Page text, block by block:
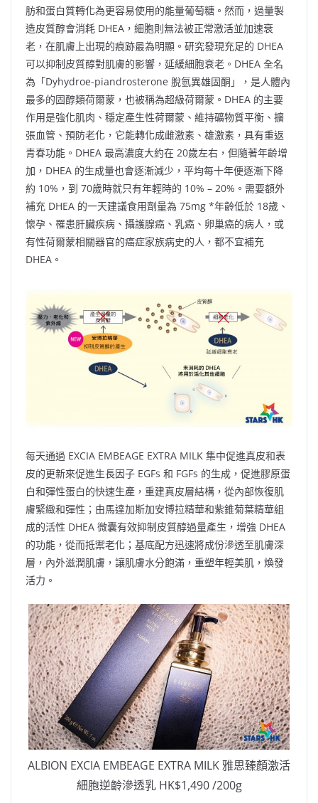
肪和蛋白質轉化為更容易使用的能量葡萄糖。然而，過量製
造皮質醇會消耗 DHEA，細胞則無法被正常激活並加速衰
老，在肌膚上出現的痕跡最為明顯。研究發現充足的 DHEA
可以抑制皮質醇對肌膚的影響，延緩細胞衰老。DHEA 全名
為「Dyhydroe-piandrosterone 脫氫異雄固酮」，是人體內
最多的固醇類荷爾蒙，也被稱為超級荷爾蒙。DHEA 的主要
作用是強化肌肉、穩定產生性荷爾蒙、維持礦物質平衡、擴
張血管、預防老化，它能轉化成雌激素、雄激素，具有重返
青春功能。DHEA 最高濃度大約在 20歲左右，但隨著年齡增
加，DHEA 的生成量也會逐漸減少，平均每十年便逐漸下降
約 10%，到 70歲時就只有年輕時的 10% – 20%。需要額外
補充 DHEA 的一天建議食用劑量為 75mg *年齡低於 18歲、
懷孕、罹患肝臟疾病、攝護腺癌、乳癌、卵巢癌的病人，或
有性荷爾蒙相關器官的癌症家族病史的人，都不宜補充
DHEA。
每天通過 EXCIA EMBEAGE EXTRA MILK 集中促進真皮和表
皮的更新來促進生長因子 EGFs 和 FGFs 的生成，促進膠原蛋
白和彈性蛋白的快速生產，重建真皮層結構，從內部恢復肌
膚緊緻和彈性；由馬達加斯加安博拉精華和紫錐菊葉精華組
成的活性 DHEA 微囊有效抑制皮質醇過量產生，增強 DHEA
的功能，從而抵禦老化；基底配方迅速將成份滲透至肌膚深
層，內外滋潤肌膚，讓肌膚水分飽滿，重塑年輕美肌，煥發
活力。
ALBION EXCIA EMBEAGE EXTRA MILK 雅思臻顏激活
細胞逆齡滲透乳 HK$1,490 /200g